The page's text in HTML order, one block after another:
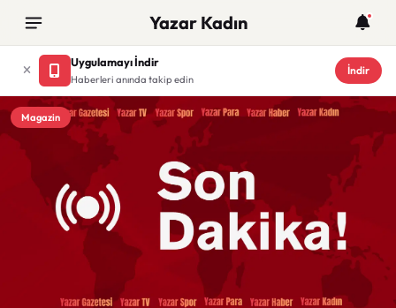
Yazar Kadın
Uygulamayı İndir
Haberleri anında takip edin
İndir
Magazin